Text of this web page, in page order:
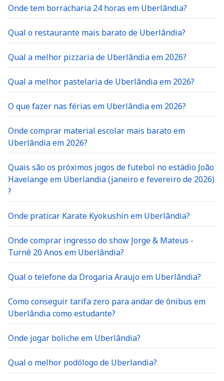
Onde tem borracharia 24 horas em Uberlândia?
Qual o restaurante mais barato de Uberlândia?
Qual a melhor pizzaria de Uberlândia em 2026?
Qual a melhor pastelaria de Uberlândia em 2026?
O que fazer nas férias em Uberlândia em 2026?
Onde comprar material escolar mais barato em
Uberlândia em 2026?
Quais são os próximos jogos de futebol no estádio João
Havelange em Uberlandia (janeiro e fevereiro de 2026)
?
Onde praticar Karate Kyokushin em Uberlândia?
Onde comprar ingresso do show Jorge & Mateus -
Turnê 20 Anos em Uberlândia?
Qual o telefone da Drogaria Araujo em Uberlândia?
Como conseguir tarifa zero para andar de ônibus em
Uberlândia como estudante?
Onde jogar boliche em Uberlândia?
Qual o melhor podólogo de Uberlandia?